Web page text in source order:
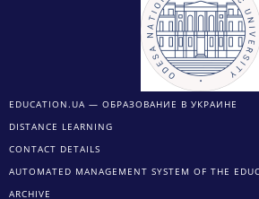
EDUCATION.UA — ОБРАЗОВАНИЕ В УКРАИНЕ
DISTANCE LEARNING
CONTACT DETAILS
AUTOMATED MANAGEMENT SYSTEM OF THE
ARCHIVE